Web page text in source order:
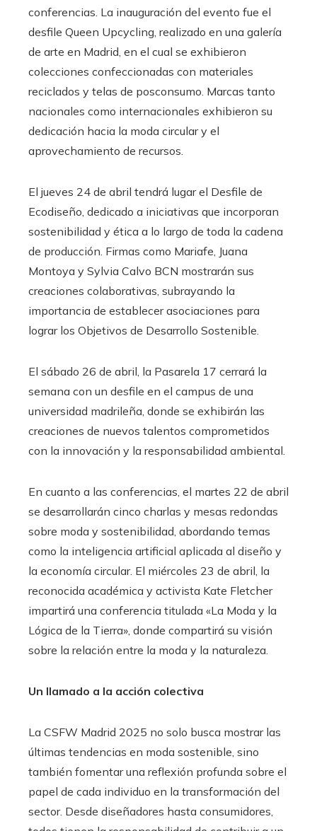
conferencias. La inauguración del evento fue el
desfile Queen Upcycling, realizado en una galería
de arte en Madrid, en el cual se exhibieron
colecciones confeccionadas con materiales
reciclados y telas de posconsumo. Marcas tanto
nacionales como internacionales exhibieron su
dedicación hacia la moda circular y el
aprovechamiento de recursos.
El jueves 24 de abril tendrá lugar el Desfile de
Ecodiseño, dedicado a iniciativas que incorporan
sostenibilidad y ética a lo largo de toda la cadena
de producción. Firmas como Mariafe, Juana
Montoya y Sylvia Calvo BCN mostrarán sus
creaciones colaborativas, subrayando la
importancia de establecer asociaciones para
lograr los Objetivos de Desarrollo Sostenible.
El sábado 26 de abril, la Pasarela 17 cerrará la
semana con un desfile en el campus de una
universidad madrileña, donde se exhibirán las
creaciones de nuevos talentos comprometidos
con la innovación y la responsabilidad ambiental.​
En cuanto a las conferencias, el martes 22 de abril
se desarrollarán cinco charlas y mesas redondas
sobre moda y sostenibilidad, abordando temas
como la inteligencia artificial aplicada al diseño y
la economía circular. El miércoles 23 de abril, la
reconocida académica y activista Kate Fletcher
impartirá una conferencia titulada «La Moda y la
Lógica de la Tierra», donde compartirá su visión
sobre la relación entre la moda y la naturaleza.​
Un llamado a la acción colectiva
La CSFW Madrid 2025 no solo busca mostrar las
últimas tendencias en moda sostenible, sino
también fomentar una reflexión profunda sobre el
papel de cada individuo en la transformación del
sector. Desde diseñadores hasta consumidores,